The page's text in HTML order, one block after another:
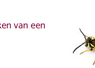
van een